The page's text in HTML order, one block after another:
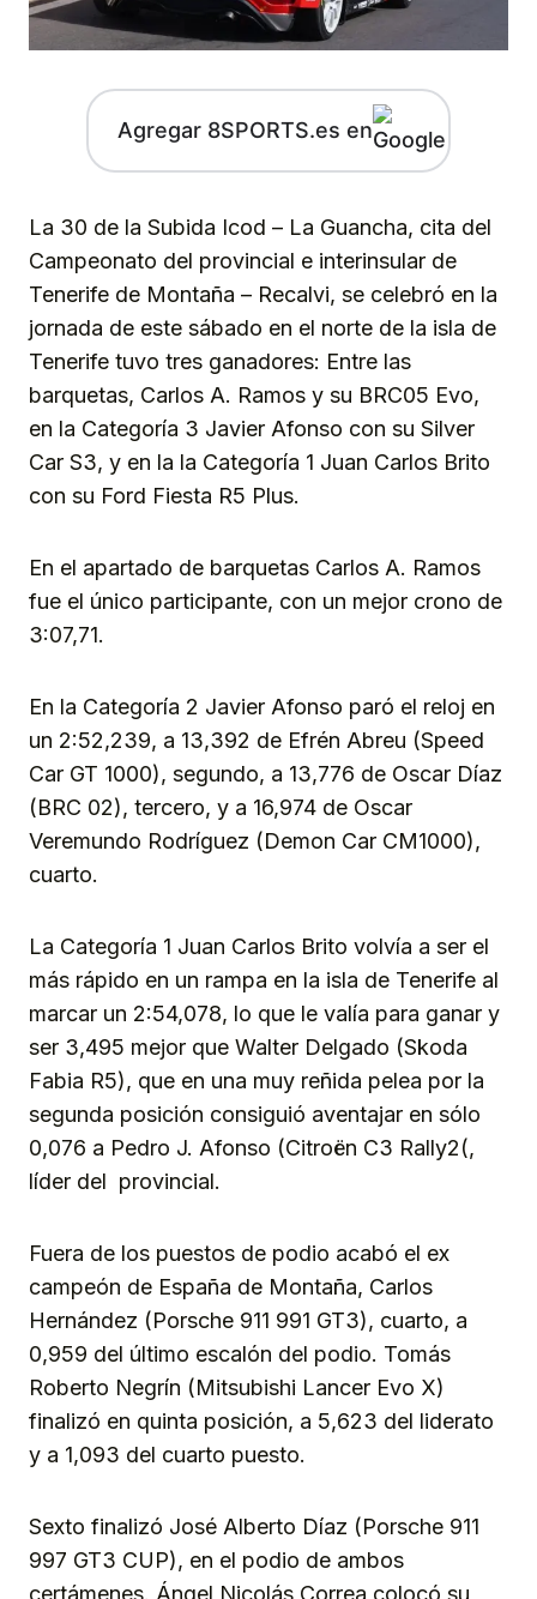
Agregar 8SPORTS.es en
La 30 de la Subida Icod – La Guancha, cita del
Campeonato del provincial e interinsular de
Tenerife de Montaña – Recalvi, se celebró en la
jornada de este sábado en el norte de la isla de
Tenerife tuvo tres ganadores: Entre las
barquetas, Carlos A. Ramos y su BRC05 Evo,
en la Categoría 3 Javier Afonso con su Silver
Car S3, y en la la Categoría 1 Juan Carlos Brito
con su Ford Fiesta R5 Plus.
En el apartado de barquetas Carlos A. Ramos
fue el único participante, con un mejor crono de
3:07,71.
En la Categoría 2 Javier Afonso paró el reloj en
un 2:52,239, a 13,392 de Efrén Abreu (Speed
Car GT 1000), segundo, a 13,776 de Oscar Díaz
(BRC 02), tercero, y a 16,974 de Oscar
Veremundo Rodríguez (Demon Car CM1000),
cuarto.
La Categoría 1 Juan Carlos Brito volvía a ser el
más rápido en un rampa en la isla de Tenerife al
marcar un 2:54,078, lo que le valía para ganar y
ser 3,495 mejor que Walter Delgado (Skoda
Fabia R5), que en una muy reñida pelea por la
segunda posición consiguió aventajar en sólo
0,076 a Pedro J. Afonso (Citroën C3 Rally2(,
líder del provincial.
Fuera de los puestos de podio acabó el ex
campeón de España de Montaña, Carlos
Hernández (Porsche 911 991 GT3), cuarto, a
0,959 del último escalón del podio. Tomás
Roberto Negrín (Mitsubishi Lancer Evo X)
finalizó en quinta posición, a 5,623 del liderato
y a 1,093 del cuarto puesto.
Sexto finalizó José Alberto Díaz (Porsche 911
997 GT3 CUP), en el podio de ambos
certámenes. Ángel Nicolás Correa colocó su